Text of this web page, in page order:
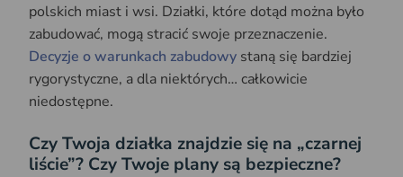
polskich miast i wsi. Działki, które dotąd można było
zabudować, mogą stracić swoje przeznaczenie.
Decyzje o warunkach zabudowy staną się bardziej
rygorystyczne, a dla niektórych… całkowicie
niedostępne.
Czy Twoja działka znajdzie się na „czarnej
liście”? Czy Twoje plany są bezpieczne?